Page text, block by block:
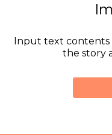
Input text contents
the story